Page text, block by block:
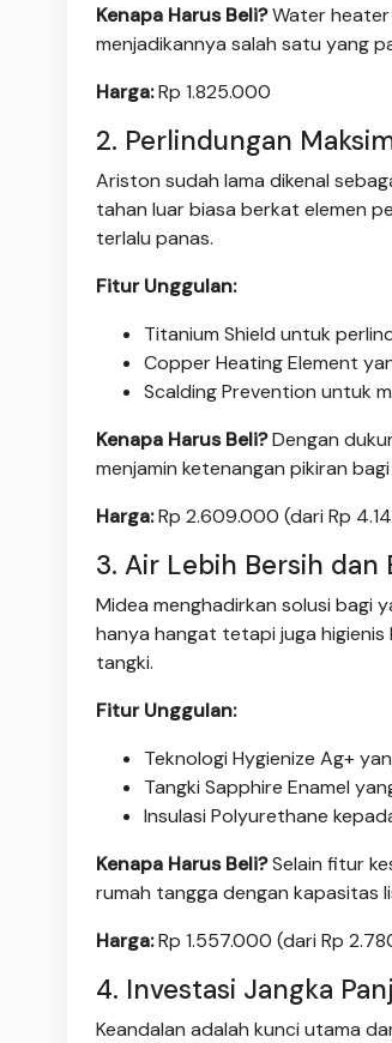
Kenapa Harus Beli?Water heater
menjadikannya salah satu yang
Harga:Rp 1.825.000
2. Perlindungan
Ariston sudah lama dikenal
tahan luar biasa berkat elemen
terlalu panas.
Fitur Unggulan:
Titanium Shield untuk
Copper Heating Element
Scalding Prevention untuk
Kenapa Harus Beli?Dengan
menjamin ketenangan pikiran
Harga:Rp 2.609.000 (dari Rp
3. Air Lebih Bersih dan
Midea menghadirkan solusi bagi
hanya hangat tetapi juga
tangki.
Fitur Unggulan:
Teknologi Hygienize Ag+
Tangki Sapphire Enamel
Insulasi Polyurethane
Kenapa Harus Beli?Selain fitur
rumah tangga dengan kapasitas
Harga:Rp 1.557.000 (dari Rp
4. Investasi Jangka
Keandalan adalah kunci utama